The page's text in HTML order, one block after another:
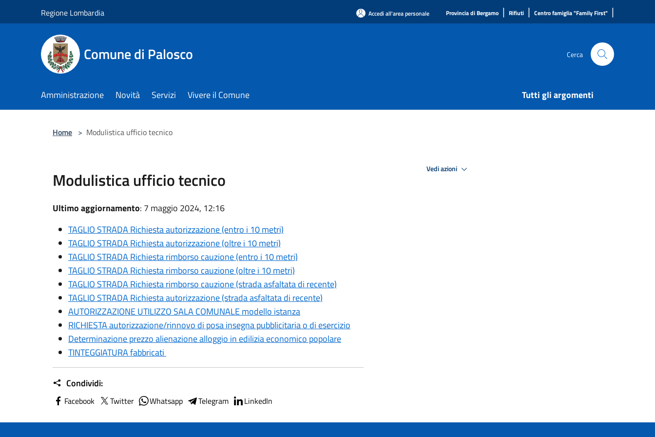
Regione Lombardia Accedi all'area personale Provincia di Bergamo | Rifiuti | Centro famiglia "Family First" |
Comune di Palosco Cerca
Amministrazione Novità Servizi Vivere il Comune Tutti gli argomenti
Home > Modulistica ufficio tecnico
Modulistica ufficio tecnico
Ultimo aggiornamento: 7 maggio 2024, 12:16
TAGLIO STRADA Richiesta autorizzazione (entro i 10 metri)
TAGLIO STRADA Richiesta autorizzazione (oltre i 10 metri)
TAGLIO STRADA Richiesta rimborso cauzione (entro i 10 metri)
TAGLIO STRADA Richiesta rimborso cauzione (oltre i 10 metri)
TAGLIO STRADA Richiesta rimborso cauzione (strada asfaltata di recente)
TAGLIO STRADA Richiesta autorizzazione (strada asfaltata di recente)
AUTORIZZAZIONE UTILIZZO SALA COMUNALE modello istanza
RICHIESTA autorizzazione/rinnovo di posa insegna pubblicitaria o di esercizio
Determinazione prezzo alienazione alloggio in edilizia economico popolare
TINTEGGIATURA fabbricati
Condividi:
Facebook Twitter Whatsapp Telegram LinkedIn
Vedi azioni